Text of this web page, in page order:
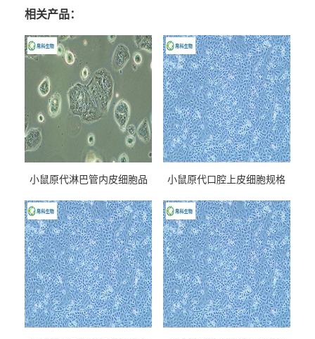
相关产品：
小鼠原代淋巴管内皮细胞品
小鼠原代口腔上皮细胞规格